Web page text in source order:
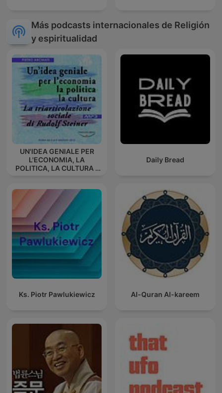
Más podcasts internacionales de Religión
y espiritualidad
UN'IDEA GENIALE PER
L'ECONOMIA, LA
POLITICA, LA CULTURA -
Daily Bread
Ks. Piotr Pawlukiewicz Al-Quran Al-kareem